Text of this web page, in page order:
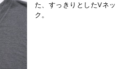
た、すっきりとしたVネッ
ク。